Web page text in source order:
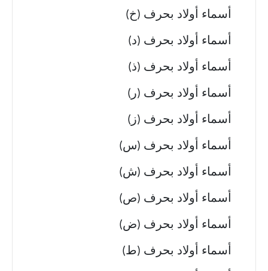
أسماء أولاد بحرف (خ)
أسماء أولاد بحرف (د)
أسماء أولاد بحرف (ذ)
أسماء أولاد بحرف (ر)
أسماء أولاد بحرف (ز)
أسماء أولاد بحرف (س)
أسماء أولاد بحرف (ش)
أسماء أولاد بحرف (ص)
أسماء أولاد بحرف (ض)
أسماء أولاد بحرف (ط)